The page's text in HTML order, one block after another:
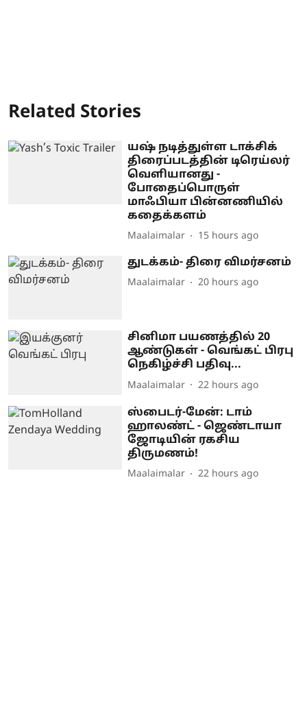
Related Stories
யஷ் நடித்துள்ள டாக்சிக்
திரைப்படத்தின் டிரெய்லர்
வெளியானது -
போதைப்பொருள்
மாஃபியா பின்னணியில்
கதைக்களம்
Maalaimalar 15 hours ago
துடக்கம்- திரை விமர்சனம்
Maalaimalar 20 hours ago
சினிமா பயணத்தில் 20
ஆண்டுகள் - வெங்கட் பிரபு
நெகிழ்ச்சி பதிவு...
Maalaimalar 22 hours ago
ஸ்பைடர்-மேன்: டாம்
ஹாலண்ட் - ஜெண்டாயா
ஜோடியின் ரகசிய
திருமணம்!
Maalaimalar 22 hours ago